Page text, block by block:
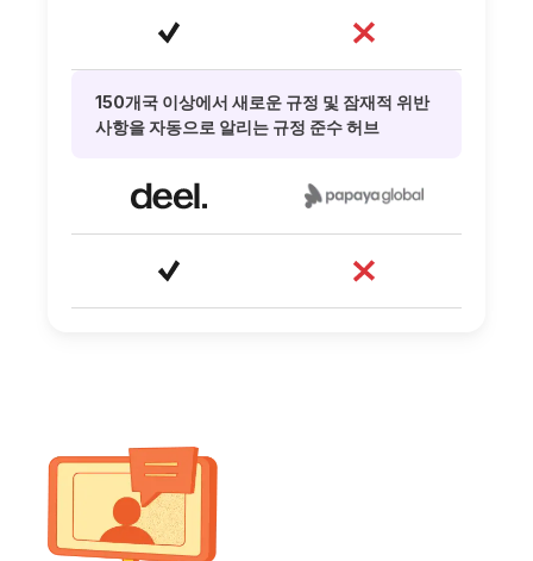
150개국 이상에서 새로운 규정 및 잠재적 위반
사항을 자동으로 알리는 규정 준수 허브